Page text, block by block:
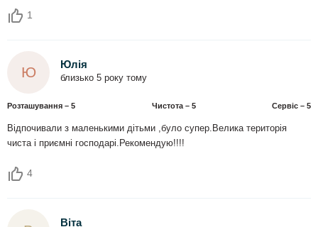
1
Ю Юлія
близько 5 року тому
Розташування – 5 Чистота – 5 Сервіс – 5
Відпочивали з маленькими дітьми ,було супер.Велика територія
чиста і приємні господарі.Рекомендую!!!!
4
Віта